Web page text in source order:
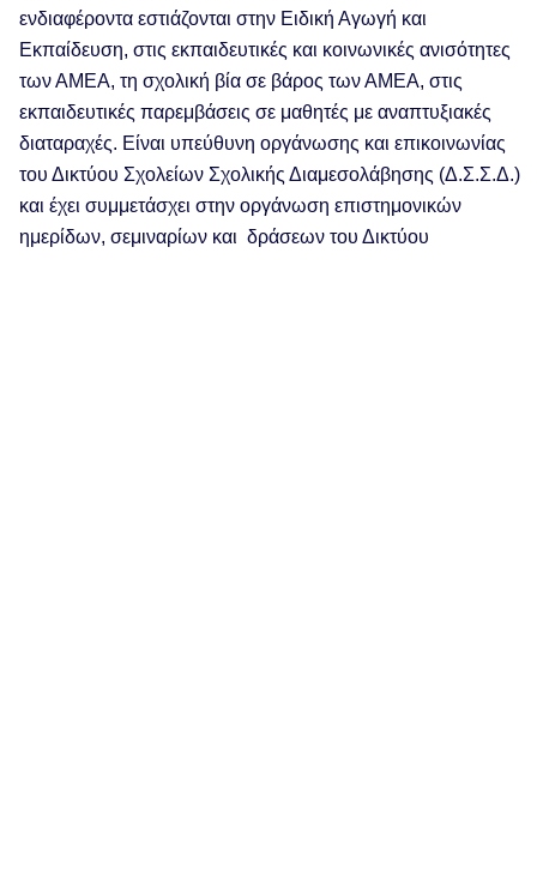
ενδιαφέροντα εστιάζονται στην Ειδική Αγωγή και
Εκπαίδευση, στις εκπαιδευτικές και κοινωνικές ανισότητες
των ΑΜΕΑ, τη σχολική βία σε βάρος των ΑΜΕΑ, στις
εκπαιδευτικές παρεμβάσεις σε μαθητές με αναπτυξιακές
διαταραχές. Είναι υπεύθυνη οργάνωσης και επικοινωνίας
του Δικτύου Σχολείων Σχολικής Διαμεσολάβησης (Δ.Σ.Σ.Δ.)
και έχει συμμετάσχει στην οργάνωση επιστημονικών
ημερίδων, σεμιναρίων και δράσεων του Δικτύου